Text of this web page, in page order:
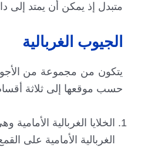
متبدل إذ يمكن أن يمتد إلى
الجيوب الغربالية
يتكون من مجموعة من
حسب موقعها إلى ثلاثة
الخلايا الغربالية
الغربالية الأمامية على